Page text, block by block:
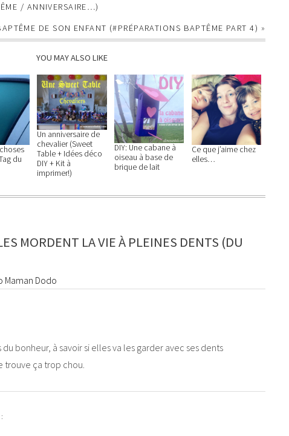
/ ANNIVERSAIRE…)
DE SON ENFANT (#PRÉPARATIONS BAPTÊME PART 4) »
YOU MAY ALSO LIKE
du
Un anniversaire de
chevalier (Sweet
Table + Idées déco
DIY + Kit à
imprimer!)
DIY: Une cabane à
oiseau à base de
brique de lait
Ce que j’aime chez
elles…
MORDENT LA VIE À PLEINES DENTS (DU
Dodo
bonheur, à savoir si elles va les garder avec ses dents
trouve ça trop chou.